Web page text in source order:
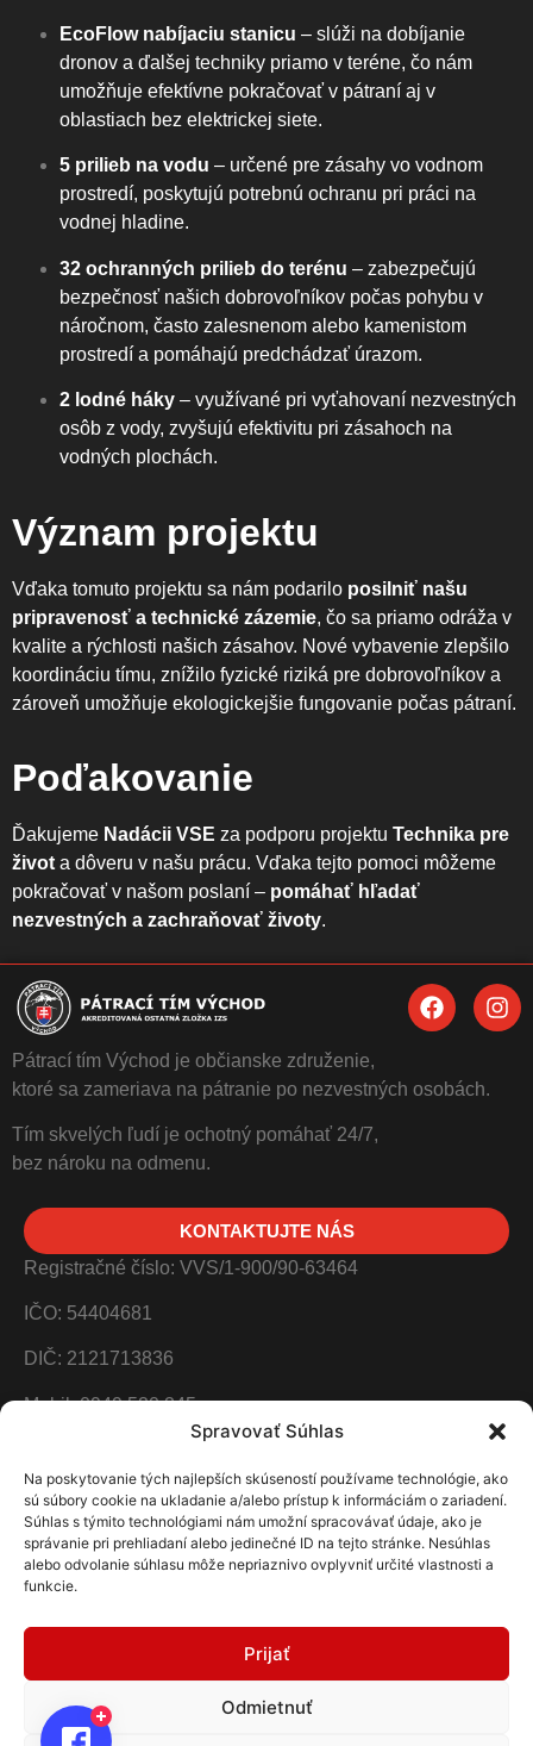
Spravovať Súhlas
Na poskytovanie tých najlepších skúseností používame technológie, ako
sú súbory cookie na ukladanie a/alebo prístup k informáciám o zariadení.
Súhlas s týmito technológiami nám umožní spracovávať údaje, ako je
správanie pri prehliadaní alebo jedinečné ID na tejto stránke. Nesúhlas
alebo odvolanie súhlasu môže nepriaznivo ovplyvniť určité vlastnosti a
funkcie.
Prijať
Odmietnuť
EcoFlow nabíjaciu stanicu – slúži na dobíjanie
dronov a ďalšej techniky priamo v teréne, čo nám
umožňuje efektívne pokračovať v pátraní aj v
oblastiach bez elektrickej siete.
5 prilieb na vodu – určené pre zásahy vo vodnom
prostredí, poskytujú potrebnú ochranu pri práci na
vodnej hladine.
32 ochranných prilieb do terénu – zabezpečujú
bezpečnosť našich dobrovoľníkov počas pohybu v
náročnom, často zalesnenom alebo kamenistom
prostredí a pomáhajú predchádzať úrazom.
2 lodné háky – využívané pri vyťahovaní nezvestných
osôb z vody, zvyšujú efektivitu pri zásahoch na
vodných plochách.
Význam projektu
Vďaka tomuto projektu sa nám podarilo posilniť našu
pripravenosť a technické zázemie, čo sa priamo odráža v
kvalite a rýchlosti našich zásahov. Nové vybavenie zlepšilo
koordináciu tímu, znížilo fyzické riziká pre dobrovoľníkov a
zároveň umožňuje ekologickejšie fungovanie počas pátraní.
Poďakovanie
Ďakujeme Nadácii VSE za podporu projektu Technika pre
život a dôveru v našu prácu. Vďaka tejto pomoci môžeme
pokračovať v našom poslaní – pomáhať hľadať
nezvestných a zachraňovať životy.
Pátrací tím Východ je občianske združenie,
ktoré sa zameriava na pátranie po nezvestných osobách.
Tím skvelých ľudí je ochotný pomáhať 24/7,
bez nároku na odmenu.
KONTAKTUJTE NÁS
Registračné číslo: VVS/1-900/90-63464
IČO: 54404681
DIČ: 2121713836
Mobil: 0949 520 245
Adresa: Prostějovská 4819/1, Prešov 080 01
NA KÁVU
pomôže zlepšovať a skvalitňovať naše služby pre Vás.
SK20 0200 0000 0045 7818 0755